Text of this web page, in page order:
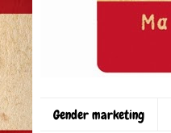
Gender marketing